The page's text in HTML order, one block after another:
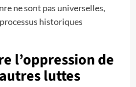
ne sont pas universelles,
historiques
l’oppression de
luttes